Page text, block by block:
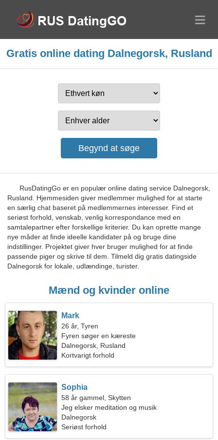
Gratis online dating Dalnegorsk, Rusland
RusDatingGo er en populær online dating service Dalnegorsk,
Rusland. Hjemmesiden giver medlemmer mulighed for at starte
en særlig chat baseret på medlemmernes interesser. Find et
seriøst forhold, venskab, venlig korrespondance med en
samtalepartner efter forskellige kriterier. Du kan oprette mange
nye måder at finde ideelle kandidater på og bruge dine
indstillinger. Projektet giver hver bruger mulighed for at finde
passende piger og skrive til dem. Tilmeld dig gratis datingside
Dalnegorsk for lokale, udlændinge, turister.
Mænd og kvinder online
Mark
26 år, Tyren
Fyren søger en kæreste
Dalnegorsk, Rusland
Kortvarigt forhold
Sophia
58 år gammel, Skytten
Jeg elsker meditation og musik
Dalnegorsk
Seriøst forhold